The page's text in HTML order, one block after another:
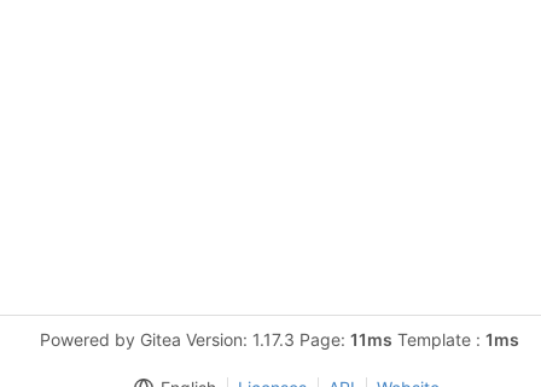
Powered by Gitea Version: 1.17.3 Page: 11ms Template : 1ms